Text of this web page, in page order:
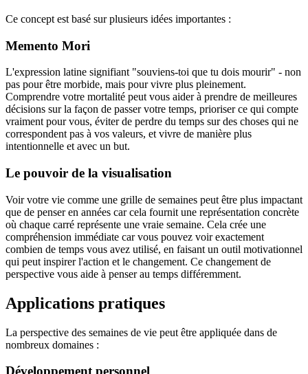
Ce concept est basé sur plusieurs idées importantes :
Memento Mori
L'expression latine signifiant "souviens-toi que tu dois mourir" - non
pas pour être morbide, mais pour vivre plus pleinement.
Comprendre votre mortalité peut vous aider à prendre de meilleures
décisions sur la façon de passer votre temps, prioriser ce qui compte
vraiment pour vous, éviter de perdre du temps sur des choses qui ne
correspondent pas à vos valeurs, et vivre de manière plus
intentionnelle et avec un but.
Le pouvoir de la visualisation
Voir votre vie comme une grille de semaines peut être plus impactant
que de penser en années car cela fournit une représentation concrète
où chaque carré représente une vraie semaine. Cela crée une
compréhension immédiate car vous pouvez voir exactement
combien de temps vous avez utilisé, en faisant un outil motivationnel
qui peut inspirer l'action et le changement. Ce changement de
perspective vous aide à penser au temps différemment.
Applications pratiques
La perspective des semaines de vie peut être appliquée dans de
nombreux domaines :